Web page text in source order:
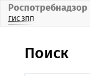
Роспотребнадзор
ГИС ЗПП
Поиск